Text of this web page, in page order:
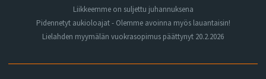
Liikkeemme on suljettu juhannuksena
Pidennetyt aukioloajat - Olemme avoinna myös lauantaisin!
Lielahden myymälän vuokrasopimus päättynyt 20.2.2026